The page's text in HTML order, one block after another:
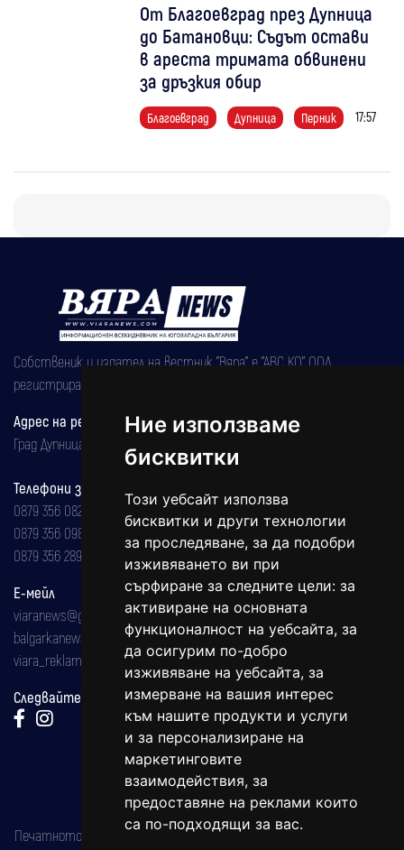
Ние използваме
бисквитки
Този уебсайт използва
бисквитки и други технологии
за проследяване, за да подобри
изживяването ви при
сърфиране за следните цели: за
активиране на основната
функционалност на уебсайта, за
да осигурим по-добро
изживяване на уебсайта, за
измерване на вашия интерес
към нашите продукти и услуги
и за персонализиране на
маркетинговите
взаимодействия, за
предоставяне на реклами които
са по-подходящи за вас.
От Благоевград през Дупница
до Батановци: Съдът остави
в ареста тримата обвинени
за дръзкия обир
Благоевград Дупница Перник 17:57
Собственик и издател на вестник "Вяра" е "АВС КО" ООД,
регистрирана на 08.05.2002 година.
Адрес на редакцията
Град Дупница, ул.''Христо Ботев" 43
Телефони за реклама и абонаменти
0879 356 082
0879 356 098
0879 356 289
Е-мейл
viaranews@gmail.com
balgarkanews@gmail.com
viara_reklama@mail.bg
Следвайте ни:
Печатното издание на вестника е регистрирано в националния